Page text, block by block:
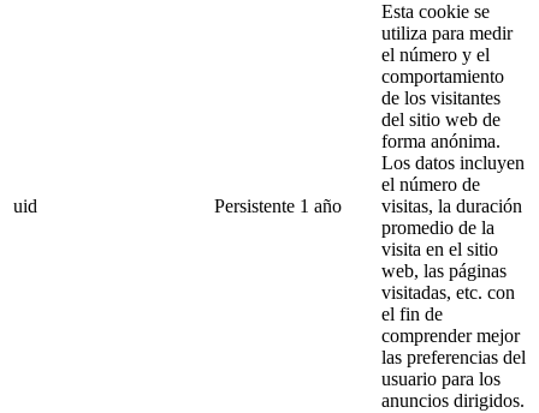
uid Persistente 1 año
Esta cookie se
utiliza para medir
el número y el
comportamiento
de los visitantes
del sitio web de
forma anónima.
Los datos incluyen
el número de
visitas, la duración
promedio de la
visita en el sitio
web, las páginas
visitadas, etc. con
el fin de
comprender mejor
las preferencias del
usuario para los
anuncios dirigidos.